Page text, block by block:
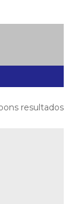
resultados